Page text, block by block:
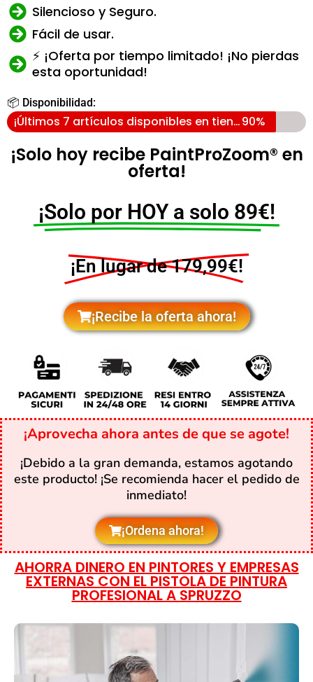
Silencioso y Seguro.
Fácil de usar.
⚡ ¡Oferta por tiempo limitado! ¡No pierdas
esta oportunidad!
📦 Disponibilidad:
¡Últimos 7 artículos disponibles en tienda!90%
¡Solo hoy recibe PaintProZoom® en
oferta!
¡Solo por HOY a solo 89€!
¡En lugar de 179,99€!
¡Recibe la oferta ahora!
¡Aprovecha ahora antes de que se agote!
¡Debido a la gran demanda, estamos agotando
este producto! ¡Se recomienda hacer el pedido de
inmediato!
¡Ordena ahora!
AHORRA DINERO EN PINTORES Y EMPRESAS
EXTERNAS CON EL PISTOLA DE PINTURA
PROFESIONAL A SPRUZZO